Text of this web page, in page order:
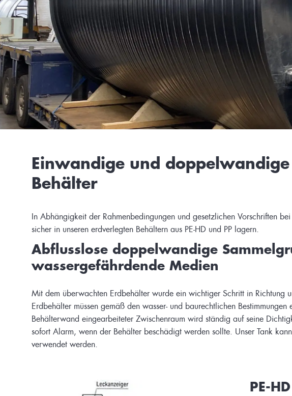
Einwandige und
Behälter
In Abhängigkeit der Rahmenbedingungen und gesetzlichen Vorschriften
sicher in unseren erdverlegten Behältern aus PE-HD und PP lagern.
Abflusslose doppelwandige
wassergefährdende Medien
Mit dem überwachten Erdbehälter wurde ein wichtiger Schritt in Richtung
Erdbehälter müssen gemäß den wasser- und baurechtlichen
Behälterwand eingearbeiteter Zwischenraum wird ständig auf seine
sofort Alarm, wenn der Behälter beschädigt werden sollte. Unser Tank
verwendet werden.
PE-